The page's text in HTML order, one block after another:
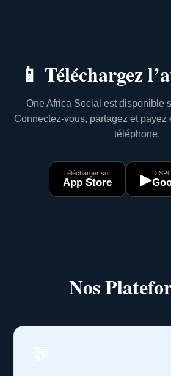
📱 Téléchargez
One Africa Social est disponible
Connectez-vous, partagez et payez
téléphone.
Télécharger sur
App Store ▶
Nos